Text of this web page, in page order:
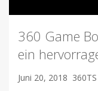
360 Game
ein
Juni 20, 2018 360TS